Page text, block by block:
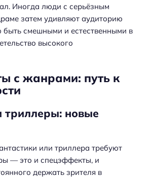
Иногда люди с серьёзным
затем удивляют аудиторию
быть смешными и естественными в
высокого
с жанрами: путь к
триллеры: новые
или триллера требуют
— это и спецэффекты, и
держать зрителя в